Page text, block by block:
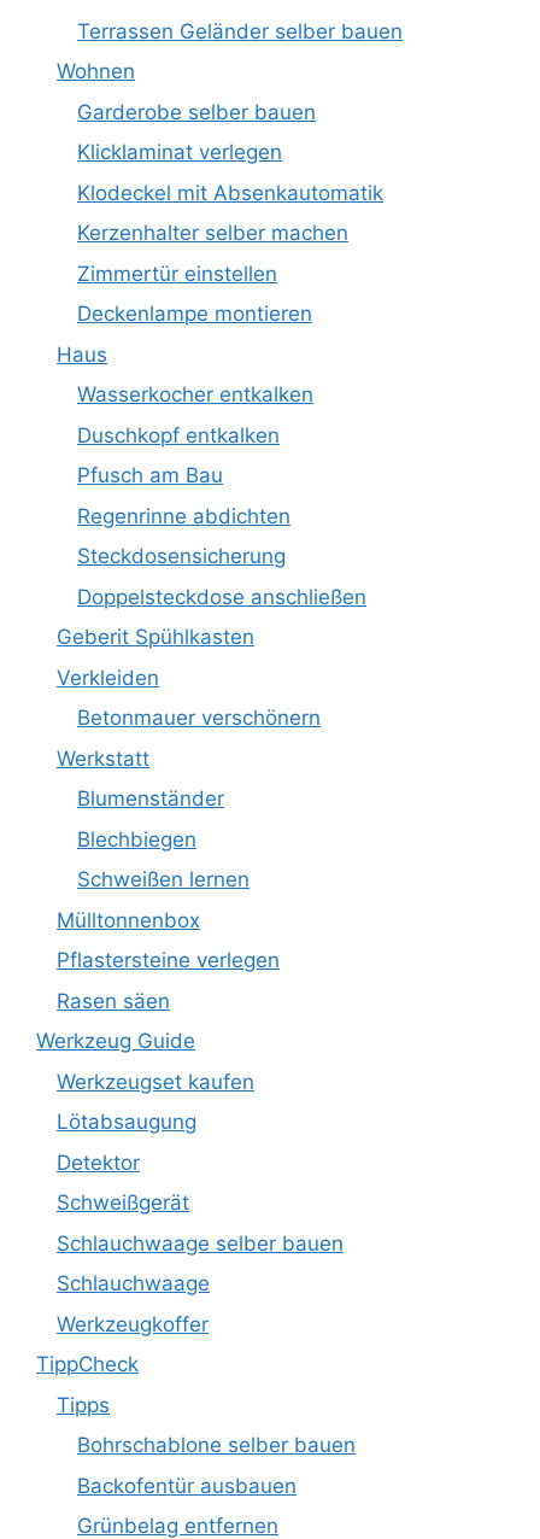
Terrassen Geländer selber bauen
Wohnen
Garderobe selber bauen
Klicklaminat verlegen
Klodeckel mit Absenkautomatik
Kerzenhalter selber machen
Zimmertür einstellen
Deckenlampe montieren
Haus
Wasserkocher entkalken
Duschkopf entkalken
Pfusch am Bau
Regenrinne abdichten
Steckdosensicherung
Doppelsteckdose anschließen
Geberit Spühlkasten
Verkleiden
Betonmauer verschönern
Werkstatt
Blumenständer
Blechbiegen
Schweißen lernen
Mülltonnenbox
Pflastersteine verlegen
Rasen säen
Werkzeug Guide
Werkzeugset kaufen
Lötabsaugung
Detektor
Schweißgerät
Schlauchwaage selber bauen
Schlauchwaage
Werkzeugkoffer
TippCheck
Tipps
Bohrschablone selber bauen
Backofentür ausbauen
Grünbelag entfernen